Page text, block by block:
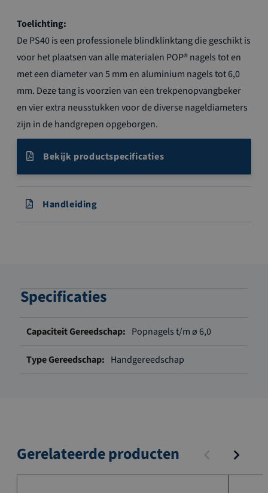
Toelichting:
De PS40 is een professionele blindklinktang die geschikt is
voor het plaatsen van alle materialen POP® nagels tot en
met een diameter van 5 mm en aluminium nagels tot 6,0
mm. Deze tang is voorzien van een trekpenopvangbeker
en vier extra neusstukken voor de diverse nageldiameters
zijn in de handgrepen opgeborgen.
Bekijk productspecificaties
Handleiding
Specificaties
informatie
Popnagels t/m ø 6,0
Handgereedschap
Gerelateerde producten